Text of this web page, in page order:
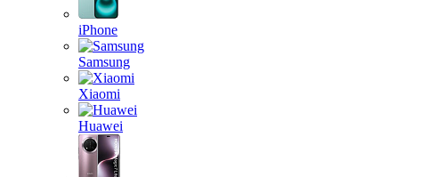
iPhone
Samsung
Xiaomi
Huawei